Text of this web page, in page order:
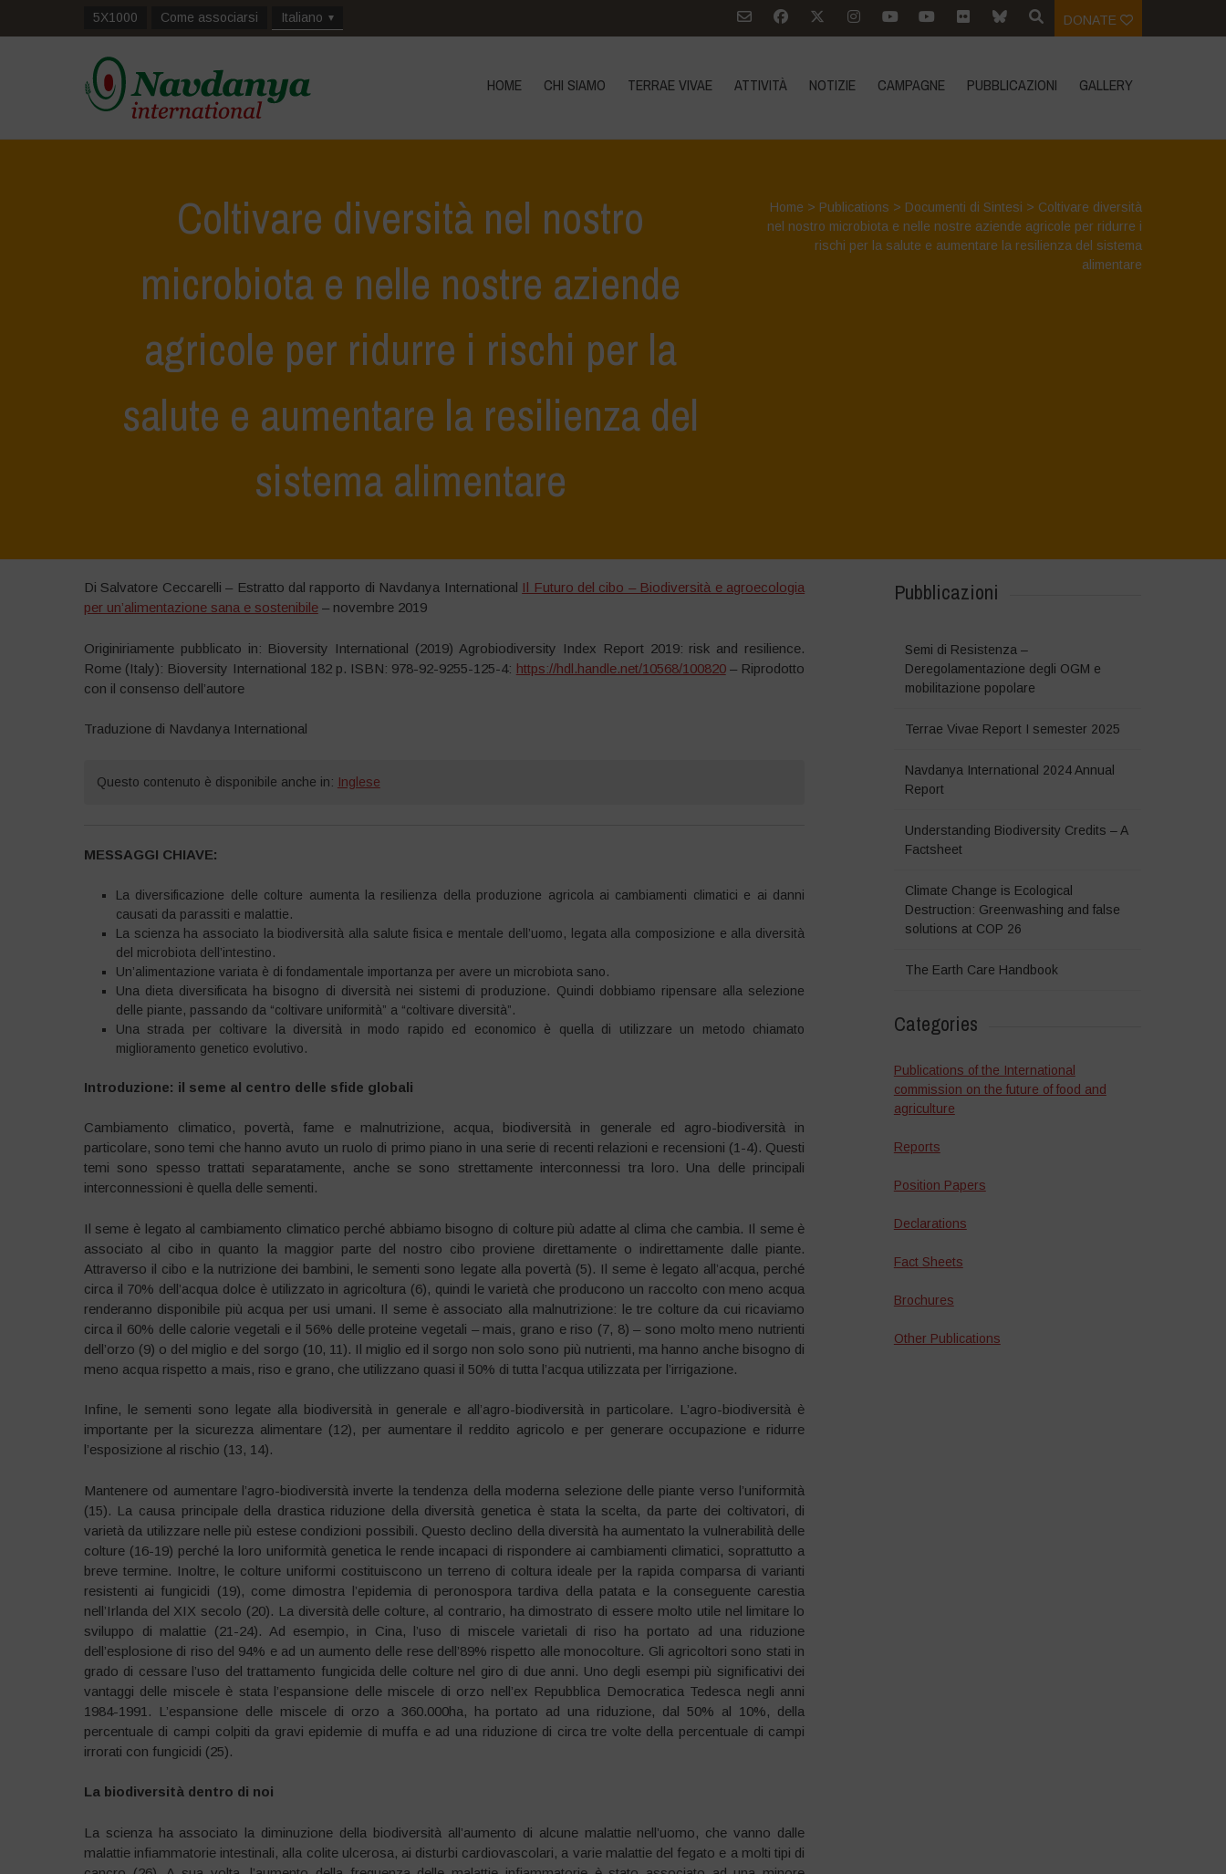
5X1000 Come associarsi Italiano DONATE
HOME CHI SIAMO TERRAE VIVAE ATTIVITÀ NOTIZIE CAMPAGNE PUBBLICAZIONI GALLERY
Coltivare diversità nel nostro
microbiota e nelle nostre aziende
agricole per ridurre i rischi per la
salute e aumentare la resilienza del
sistema alimentare
Home > Publications > Documenti di Sintesi > Coltivare diversità
nel nostro microbiota e nelle nostre aziende agricole per ridurre i
rischi per la salute e aumentare la resilienza del sistema
alimentare
Di Salvatore Ceccarelli – Estratto dal rapporto di Navdanya International Il Futuro del cibo – Biodiversità e agroecologia
per un’alimentazione sana e sostenibile– novembre 2019
Originiriamente pubblicato in: Bioversity International (2019) Agrobiodiversity Index Report 2019: risk and resilience.
Rome (Italy): Bioversity International 182 p. ISBN: 978-92-9255-125-4: https://hdl.handle.net/10568/100820– Riprodotto
con il consenso dell’autore
Traduzione di Navdanya International
Questo contenuto è disponibile anche in: Inglese
MESSAGGI CHIAVE:
La diversificazione delle colture aumenta la resilienza della produzione agricola ai cambiamenti climatici e ai danni
causati da parassiti e malattie.
La scienza ha associato la biodiversità alla salute fisica e mentale dell’uomo, legata alla composizione e alla diversità
del microbiota dell’intestino.
Un’alimentazione variata è di fondamentale importanza per avere un microbiota sano.
Una dieta diversificata ha bisogno di diversità nei sistemi di produzione. Quindi dobbiamo ripensare alla selezione
delle piante, passando da “coltivare uniformità” a “coltivare diversità”.
Una strada per coltivare la diversità in modo rapido ed economico è quella di utilizzare un metodo chiamato
miglioramento genetico evolutivo.
Introduzione: il seme al centro delle sfide globali
Cambiamento climatico, povertà, fame e malnutrizione, acqua, biodiversità in generale ed agro-biodiversità in
particolare, sono temi che hanno avuto un ruolo di primo piano in una serie di recenti relazioni e recensioni (1-4). Questi
temi sono spesso trattati separatamente, anche se sono strettamente interconnessi tra loro. Una delle principali
interconnessioni è quella delle sementi.
Il seme è legato al cambiamento climatico perché abbiamo bisogno di colture più adatte al clima che cambia. Il seme è
associato al cibo in quanto la maggior parte del nostro cibo proviene direttamente o indirettamente dalle piante.
Attraverso il cibo e la nutrizione dei bambini, le sementi sono legate alla povertà (5). Il seme è legato all’acqua, perché
circa il 70% dell’acqua dolce è utilizzato in agricoltura (6), quindi le varietà che producono un raccolto con meno acqua
renderanno disponibile più acqua per usi umani. Il seme è associato alla malnutrizione: le tre colture da cui ricaviamo
circa il 60% delle calorie vegetali e il 56% delle proteine vegetali – mais, grano e riso (7, 8) – sono molto meno nutrienti
dell’orzo (9) o del miglio e del sorgo (10, 11). Il miglio ed il sorgo non solo sono più nutrienti, ma hanno anche bisogno di
meno acqua rispetto a mais, riso e grano, che utilizzano quasi il 50% di tutta l’acqua utilizzata per l’irrigazione.
Infine, le sementi sono legate alla biodiversità in generale e all’agro-biodiversità in particolare. L’agro-biodiversità è
importante per la sicurezza alimentare (12), per aumentare il reddito agricolo e per generare occupazione e ridurre
l’esposizione al rischio (13, 14).
Mantenere od aumentare l’agro-biodiversità inverte la tendenza della moderna selezione delle piante verso l’uniformità
(15). La causa principale della drastica riduzione della diversità genetica è stata la scelta, da parte dei coltivatori, di
varietà da utilizzare nelle più estese condizioni possibili. Questo declino della diversità ha aumentato la vulnerabilità delle
colture (16-19) perché la loro uniformità genetica le rende incapaci di rispondere ai cambiamenti climatici, soprattutto a
breve termine. Inoltre, le colture uniformi costituiscono un terreno di coltura ideale per la rapida comparsa di varianti
resistenti ai fungicidi (19), come dimostra l’epidemia di peronospora tardiva della patata e la conseguente carestia
nell’Irlanda del XIX secolo (20). La diversità delle colture, al contrario, ha dimostrato di essere molto utile nel limitare lo
sviluppo di malattie (21-24). Ad esempio, in Cina, l’uso di miscele varietali di riso ha portato ad una riduzione
dell’esplosione di riso del 94% e ad un aumento delle rese dell’89% rispetto alle monocolture. Gli agricoltori sono stati in
grado di cessare l’uso del trattamento fungicida delle colture nel giro di due anni. Uno degli esempi più significativi dei
vantaggi delle miscele è stata l’espansione delle miscele di orzo nell’ex Repubblica Democratica Tedesca negli anni
1984-1991. L’espansione delle miscele di orzo a 360.000ha, ha portato ad una riduzione, dal 50% al 10%, della
percentuale di campi colpiti da gravi epidemie di muffa e ad una riduzione di circa tre volte della percentuale di campi
irrorati con fungicidi (25).
La biodiversità dentro di noi
La scienza ha associato la diminuzione della biodiversità all’aumento di alcune malattie nell’uomo, che vanno dalle
malattie infiammatorie intestinali, alla colite ulcerosa, ai disturbi cardiovascolari, a varie malattie del fegato e a molti tipi di
Pubblicazioni
Semi di Resistenza –
Deregolamentazione degli OGM e
mobilitazione popolare
Terrae Vivae Report I semester 2025
Navdanya International 2024 Annual
Report
Understanding Biodiversity Credits – A
Factsheet
Climate Change is Ecological
Destruction: Greenwashing and false
solutions at COP 26
The Earth Care Handbook
Categories
Publications of the International
commission on the future of food and
agriculture
Reports
Position Papers
Declarations
Fact Sheets
Brochures
Other Publications